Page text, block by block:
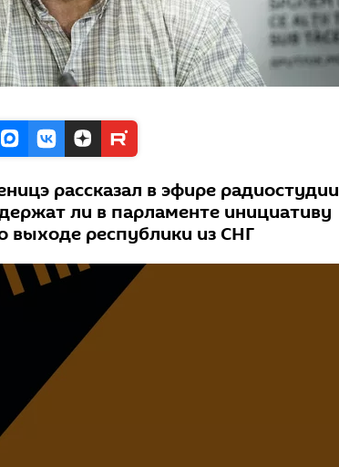
рассказал в эфире радиостудии
ли в парламенте инициативу
выходе республики из СНГ